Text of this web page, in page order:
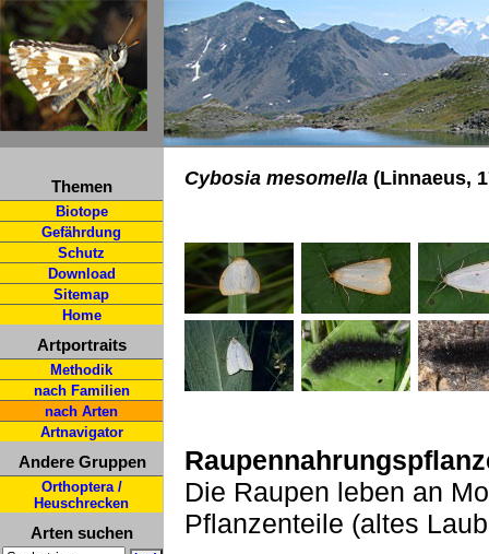
Themen
Biotope
Gefährdung
Schutz
Download
Sitemap
Home
Artportraits
Methodik
nach Familien
nach Arten
Artnavigator
Andere Gruppen
Orthoptera /
Heuschrecken
Arten suchen
Cybosia mesomella (Linnaeus,
Die Raupen leben an
Pflanzenteile (altes